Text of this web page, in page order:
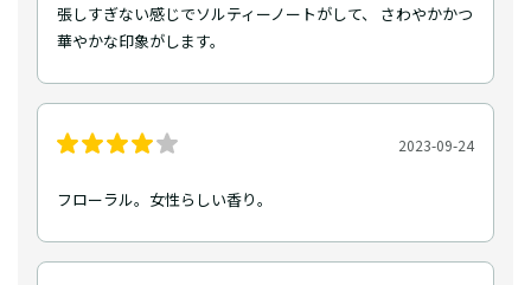
張しすぎない感じでソルティーノートがして、 さわやかかつ
華やかな印象がします。
2023-09-24
フローラル。女性らしい香り。